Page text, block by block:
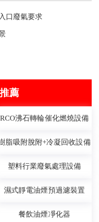
口廢氣要求
薦
RCO沸石轉輪催化燃燒設備
脂吸附脫附+冷凝回收設備
塑料行業廢氣處理設備
濕式靜電油煙預過濾裝置
餐飲油煙凈化器